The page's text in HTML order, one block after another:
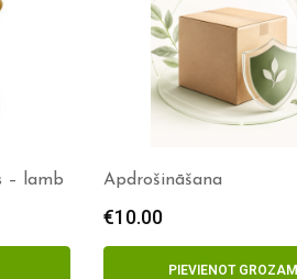
– lamb Apdrošināšana
€10.00
PIEVIENOT GROZAM